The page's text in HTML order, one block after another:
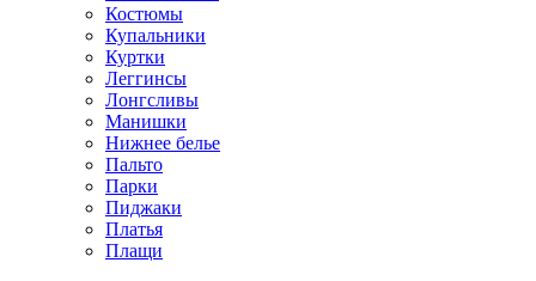
Костюмы
Купальники
Куртки
Леггинсы
Лонгсливы
Манишки
Нижнее белье
Пальто
Парки
Пиджаки
Платья
Плащи